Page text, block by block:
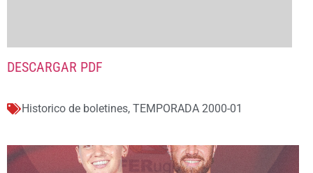
DESCARGAR PDF
Historico de boletines, TEMPORADA 2000-01